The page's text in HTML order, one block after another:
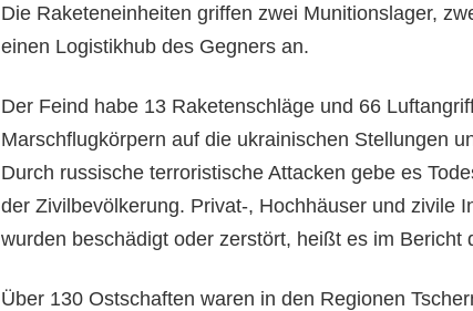
Die Raketeneinheiten griffen zwei Munitionslager,
einen Logistikhub des Gegners an.
Der Feind habe 13 Raketenschläge und 66
Marschflugkörpern auf die ukrainischen Stellungen
Durch russische terroristische Attacken gebe es
der Zivilbevölkerung. Privat-, Hochhäuser und zivile
wurden beschädigt oder zerstört, heißt es im Bericht
Über 130 Ostschaften waren in den Regionen